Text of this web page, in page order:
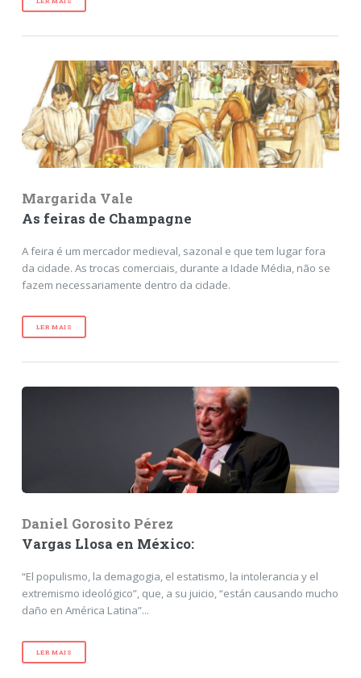
Margarida Vale
As feiras de Champagne
A feira é um mercador medieval, sazonal e que tem lugar fora
da cidade. As trocas comerciais, durante a Idade Média, não se
fazem necessariamente dentro da cidade.
LER MAIS
Daniel Gorosito Pérez
Vargas Llosa en México:
“El populismo, la demagogia, el estatismo, la intolerancia y el
extremismo ideológico”, que, a su juicio, “están causando mucho
daño en América Latina”...
LER MAIS